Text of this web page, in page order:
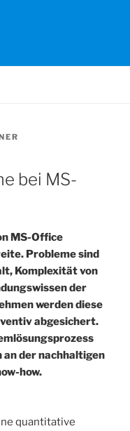
bei MS-
MS-Office
Probleme sind
Komplexität von
der
werden diese
abgesichert.
an der nachhaltigen
how.
quantitative